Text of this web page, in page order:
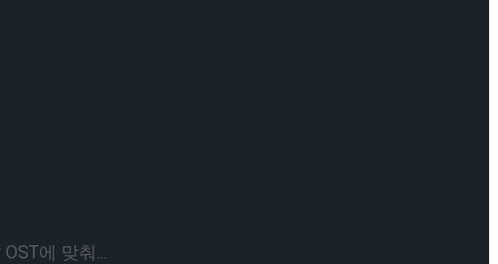
과
경기 결과
에 맞춰...